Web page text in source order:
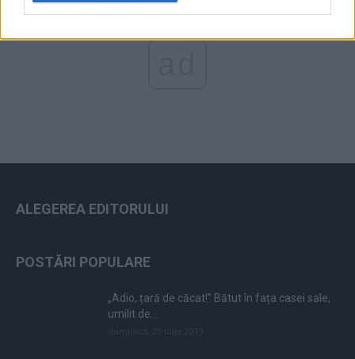
ALEGEREA EDITORULUI
POSTĂRI POPULARE
„Adio, țară de căcat!” Bătut în fața casei sale,
umilit de...